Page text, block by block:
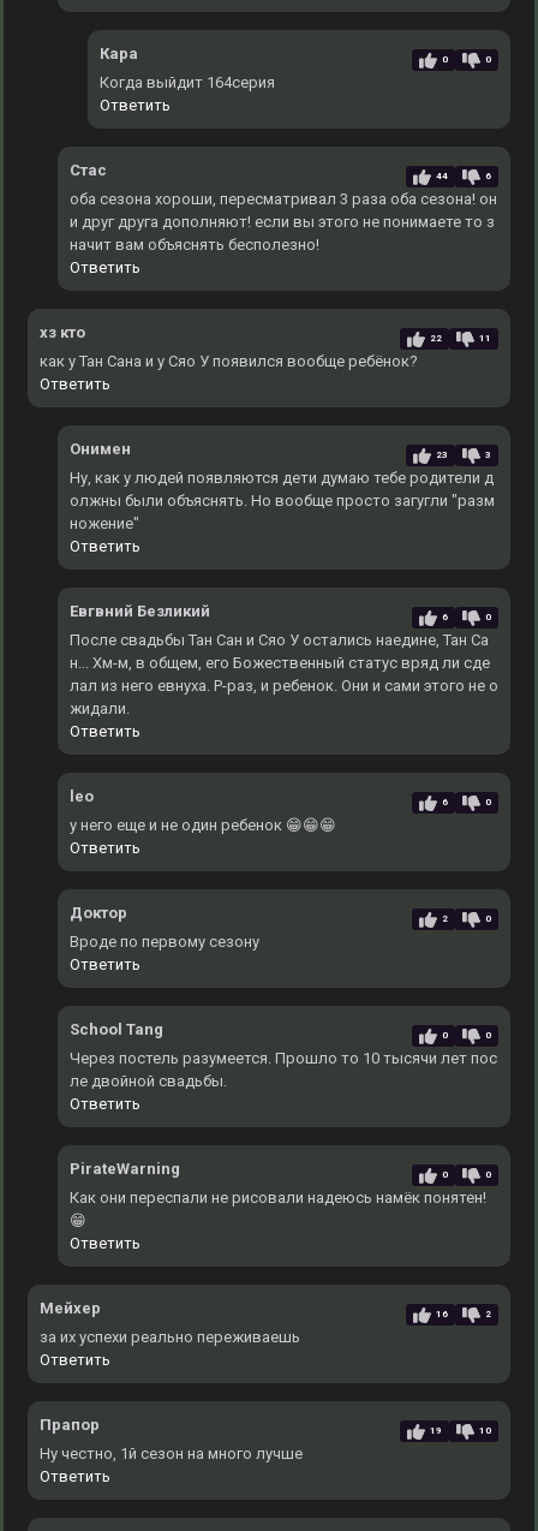
Кара 0 0
Когда выйдит 164серия
Ответить
Стас 44 6
оба сезона хороши, пересматривал 3 раза оба сезона! он
и друг друга дополняют! если вы этого не понимаете то з
начит вам объяснять бесполезно!
Ответить
хз кто 22 11
как у Тан Сана и у Сяо У появился вообще ребёнок?
Ответить
Онимен 23 3
Ну, как у людей появляются дети думаю тебе родители д
олжны были объяснять. Но вообще просто загугли "разм
ножение"
Ответить
Евгвний Безликий 6 0
После свадьбы Тан Сан и Сяо У остались наедине, Тан Са
н... Хм-м, в общем, его Божественный статус вряд ли сде
лал из него евнуха. Р-раз, и ребенок. Они и сами этого не о
жидали.
Ответить
leo 6 0
у него еще и не один ребенок 😁😁😁
Ответить
Доктор 2 0
Вроде по первому сезону
Ответить
School Tang 0 0
Через постель разумеется. Прошло то 10 тысячи лет пос
ле двойной свадьбы.
Ответить
PirateWarning 0 0
Как они переспали не рисовали надеюсь намёк понятен!
😁
Ответить
Мейхер 16 2
за их успехи реально переживаешь
Ответить
Прапор 19 10
Ну честно, 1й сезон на много лучше
Ответить